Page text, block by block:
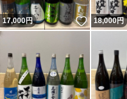
17,000円 いいね！
18,000円